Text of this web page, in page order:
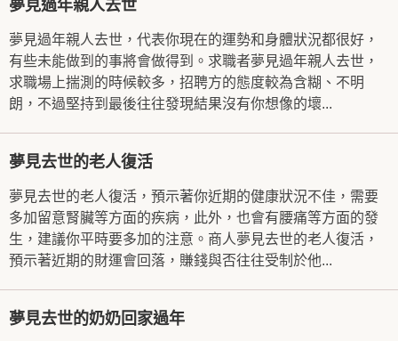
夢見過年親人去世
夢見過年親人去世，代表你現在的運勢和身體狀況都很好，
有些未能做到的事將會做得到。求職者夢見過年親人去世，
求職場上揣測的時候較多，招聘方的態度較為含糊、不明
朗，不過堅持到最後往往發現結果沒有你想像的壞...
夢見去世的老人復活
夢見去世的老人復活，預示著你近期的健康狀況不佳，需要
多加留意腎臟等方面的疾病，此外，也會有腰痛等方面的發
生，建議你平時要多加的注意。商人夢見去世的老人復活，
預示著近期的財運會回落，賺錢與否往往受制於他...
夢見去世的奶奶回家過年